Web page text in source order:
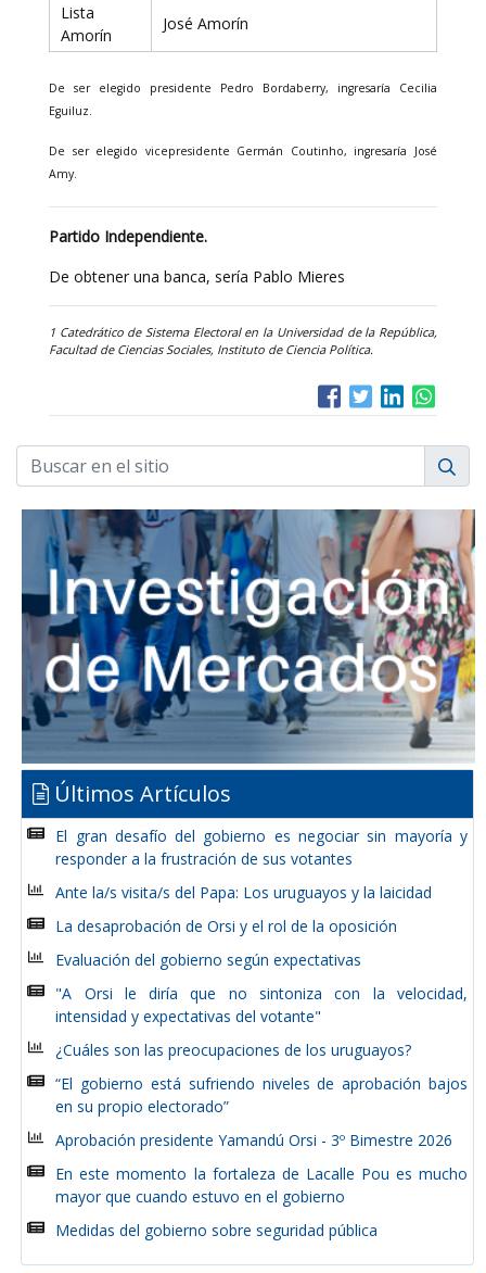
Lista
Amorín
José Amorín
De ser elegido presidente Pedro Bordaberry, ingresaría Cecilia
Eguiluz.
De ser elegido vicepresidente Germán Coutinho, ingresaría José
Amy.
Partido Independiente.
De obtener una banca, sería Pablo Mieres
1 Catedrático de Sistema Electoral en la Universidad de la República,
Facultad de Ciencias Sociales, Instituto de Ciencia Política.
Últimos Artículos
El gran desafío del gobierno es negociar sin mayoría y
responder a la frustración de sus votantes
Ante la/s visita/s del Papa: Los uruguayos y la laicidad
La desaprobación de Orsi y el rol de la oposición
Evaluación del gobierno según expectativas
"A Orsi le diría que no sintoniza con la velocidad,
intensidad y expectativas del votante"
¿Cuáles son las preocupaciones de los uruguayos?
“El gobierno está sufriendo niveles de aprobación bajos
en su propio electorado”
Aprobación presidente Yamandú Orsi - 3º Bimestre 2026
En este momento la fortaleza de Lacalle Pou es mucho
mayor que cuando estuvo en el gobierno
Medidas del gobierno sobre seguridad pública